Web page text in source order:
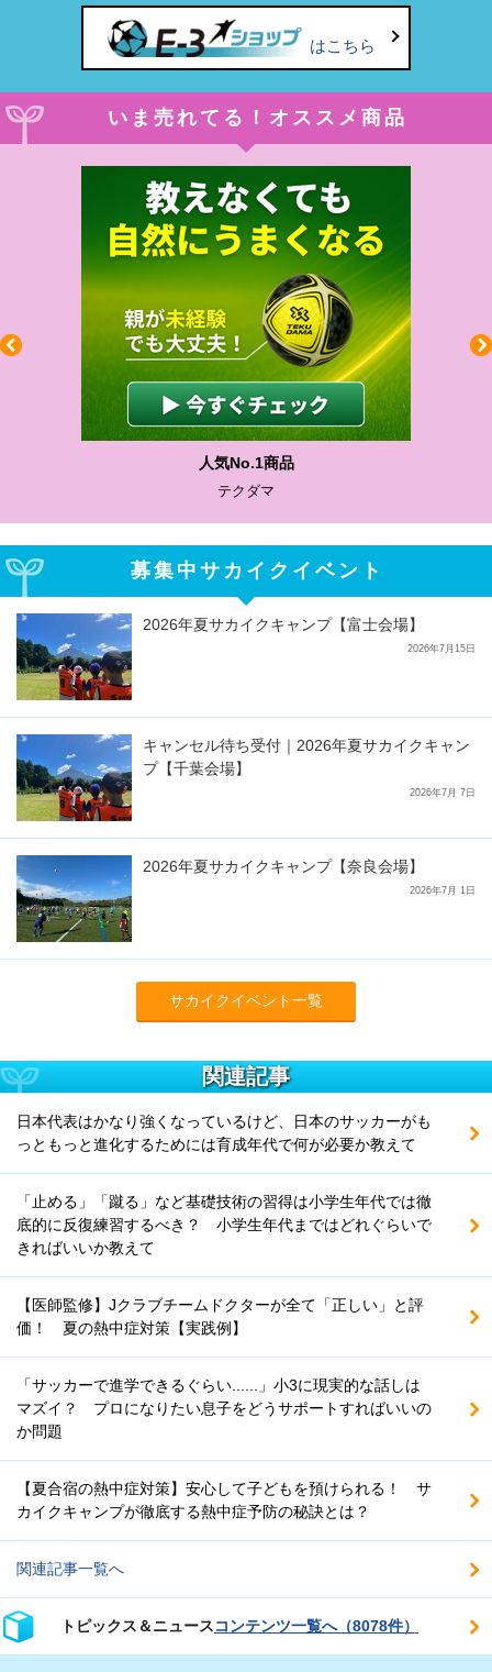
はこちら
いま売れてる！オススメ商品
人気No.1商品
テクダマ
募集中サカイクイベント
2026年夏サカイクキャンプ【富士会場】
2026年7月15日
キャンセル待ち受付｜2026年夏サカイクキャン
プ【千葉会場】
2026年7月 7日
2026年夏サカイクキャンプ【奈良会場】
2026年7月 1日
サカイクイベント一覧
関連記事
日本代表はかなり強くなっているけど、日本のサッカーがも
っともっと進化するためには育成年代で何が必要か教えて
「止める」「蹴る」など基礎技術の習得は小学生年代では徹
底的に反復練習するべき？ 小学生年代まではどれぐらいで
きればいいか教えて
【医師監修】Jクラブチームドクターが全て「正しい」と評
価！ 夏の熱中症対策【実践例】
「サッカーで進学できるぐらい......」小3に現実的な話しは
マズイ？ プロになりたい息子をどうサポートすればいいの
か問題
【夏合宿の熱中症対策】安心して子どもを預けられる！ サ
カイクキャンプが徹底する熱中症予防の秘訣とは？
関連記事一覧へ
トピックス＆ニュースコンテンツ一覧へ（8078件）